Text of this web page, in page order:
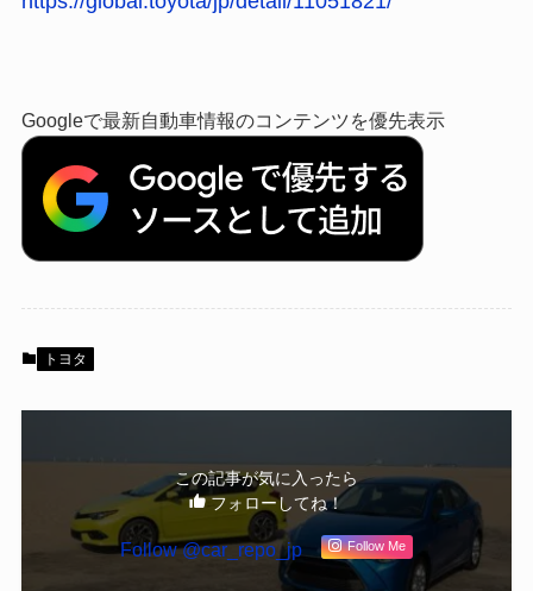
Googleで最新自動車情報のコンテンツを優先表示
トヨタ
この記事が気に入ったら
フォローしてね！
Follow @car_repo_jp Follow Me